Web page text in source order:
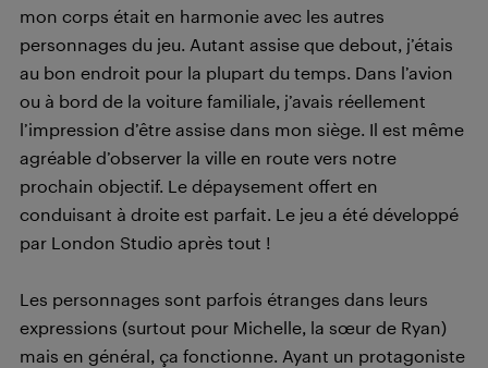
mon corps était en harmonie avec les autres
personnages du jeu. Autant assise que debout, j’étais
au bon endroit pour la plupart du temps. Dans l’avion
ou à bord de la voiture familiale, j’avais réellement
l’impression d’être assise dans mon siège. Il est même
agréable d’observer la ville en route vers notre
prochain objectif. Le dépaysement offert en
conduisant à droite est parfait. Le jeu a été développé
par London Studio après tout !
Les personnages sont parfois étranges dans leurs
expressions (surtout pour Michelle, la sœur de Ryan)
mais en général, ça fonctionne. Ayant un protagoniste